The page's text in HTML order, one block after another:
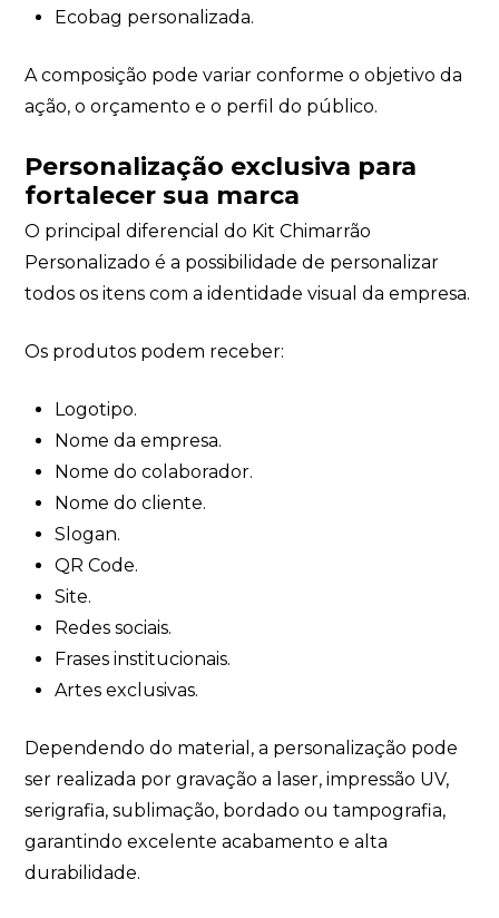
Ecobag personalizada.
A composição pode variar conforme o objetivo da
ação, o orçamento e o perfil do público.
Personalização exclusiva para
fortalecer sua marca
O principal diferencial do Kit Chimarrão
Personalizado é a possibilidade de personalizar
todos os itens com a identidade visual da empresa.
Os produtos podem receber:
Logotipo.
Nome da empresa.
Nome do colaborador.
Nome do cliente.
Slogan.
QR Code.
Site.
Redes sociais.
Frases institucionais.
Artes exclusivas.
Dependendo do material, a personalização pode
ser realizada por gravação a laser, impressão UV,
serigrafia, sublimação, bordado ou tampografia,
garantindo excelente acabamento e alta
durabilidade.